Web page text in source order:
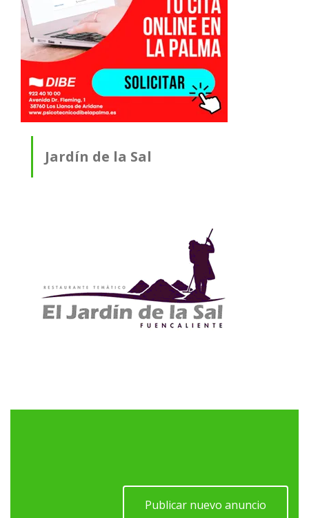
Jardín de la Sal
Publicar nuevo anuncio